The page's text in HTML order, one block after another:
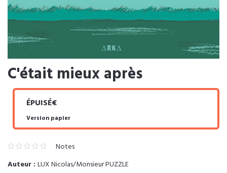
C'était mieux après
ÉPUISÉ€
Version papier
Notes
Auteur : LUX Nicolas/Monsieur PUZZLE